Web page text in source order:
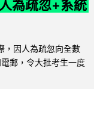
為疏忽+系統
，因人為疏忽向全數
郵，令大批考生一度